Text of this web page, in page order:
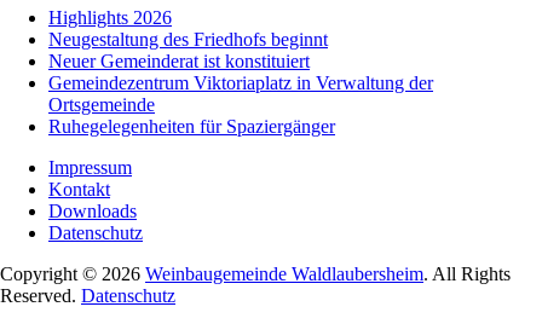
Highlights 2026
Neugestaltung des Friedhofs beginnt
Neuer Gemeinderat ist konstituiert
Gemeindezentrum Viktoriaplatz in Verwaltung der
Ortsgemeinde
Ruhegelegenheiten für Spaziergänger
Impressum
Kontakt
Downloads
Datenschutz
Copyright © 2026 Weinbaugemeinde Waldlaubersheim. All Rights
Reserved. Datenschutz